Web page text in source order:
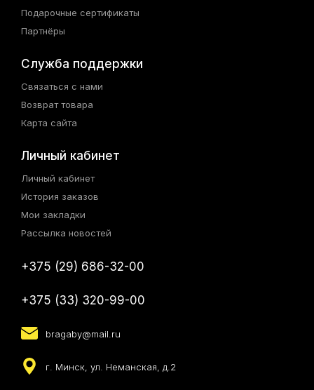
Подарочные сертификаты
Партнёры
Служба поддержки
Связаться с нами
Возврат товара
Карта сайта
Личный кабинет
Личный кабинет
История заказов
Мои закладки
Рассылка новостей
+375 (29) 686-32-00
+375 (33) 320-99-00
bragaby@mail.ru
г. Минск, ул. Неманская, д.2